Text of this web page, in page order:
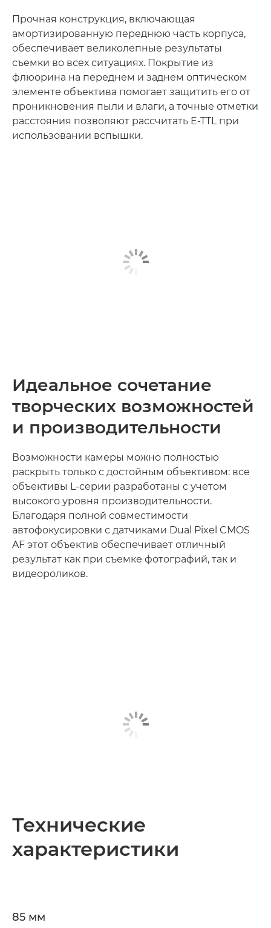
Прочная конструкция, включающая
амортизированную переднюю часть корпуса,
обеспечивает великолепные результаты
съемки во всех ситуациях. Покрытие из
флюорина на переднем и заднем оптическом
элементе объектива помогает защитить его от
проникновения пыли и влаги, а точные отметки
расстояния позволяют рассчитать E-TTL при
использовании вспышки.
Идеальное сочетание
творческих возможностей
и производительности
Возможности камеры можно полностью
раскрыть только с достойным объективом: все
объективы L-серии разработаны с учетом
высокого уровня производительности.
Благодаря полной совместимости
автофокусировки с датчиками Dual Pixel CMOS
AF этот объектив обеспечивает отличный
результат как при съемке фотографий, так и
видеороликов.
Технические
характеристики
85 мм